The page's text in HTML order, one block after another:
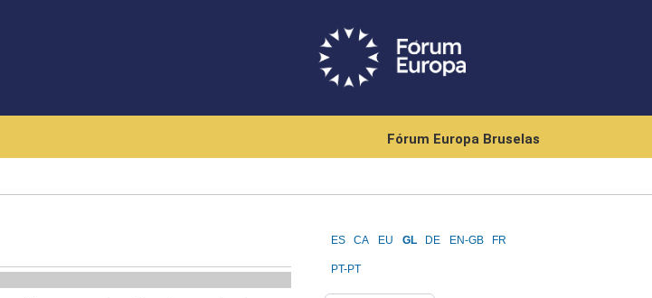
Fórum Europa Bruselas
ES CA EU GL DE EN-GB FR
PT-PT